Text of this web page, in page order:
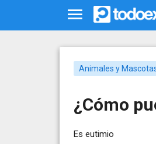
Animales y
¿Cómo
Es eutimio